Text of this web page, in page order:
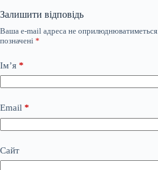
Залишити відповідь
Ваша e-mail адреса не оприлюднюватиметься.
позначені *
Ім’я *
Email *
Сайт